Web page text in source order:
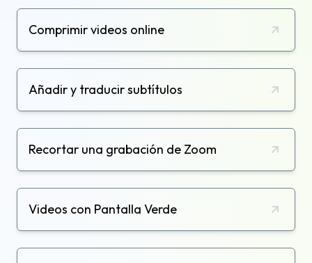
Comprimir videos online
Añadir y traducir subtítulos
Recortar una grabación de Zoom
Videos con Pantalla Verde